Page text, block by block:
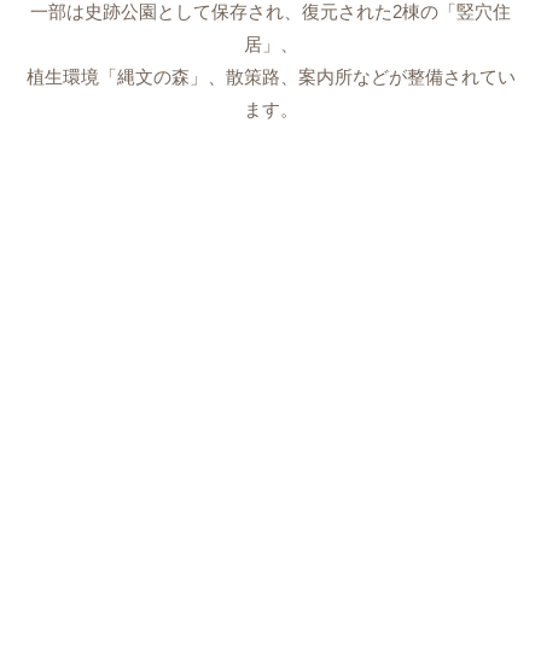
一部は史跡公園として保存され、復元された2棟の「竪穴住
居」、
植生環境「縄文の森」、散策路、案内所などが整備されてい
ます。